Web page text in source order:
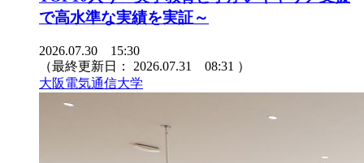
で高水準な実績を実証～
2026.07.30 15:30
（最終更新日： 2026.07.31 08:31 ）
大阪電気通信大学